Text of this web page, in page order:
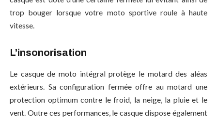
trop bouger lorsque votre moto sportive roule à haute
vitesse.
L’insonorisation
Le casque de moto intégral protège le motard des aléas
extérieurs. Sa configuration fermée offre au motard une
protection optimum contre le froid, la neige, la pluie et le
vent. Outre ces performances, le casque dispose également